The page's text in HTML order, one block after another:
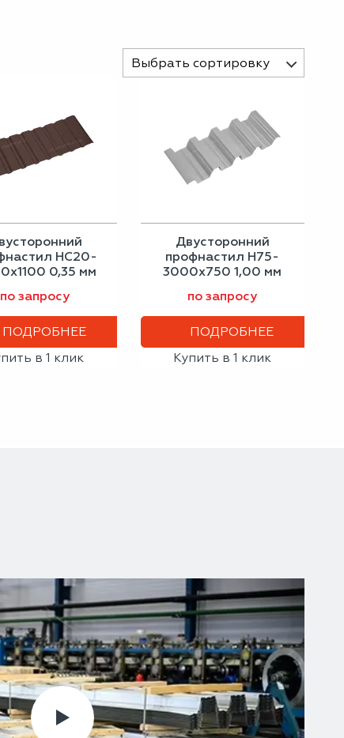
Выбрать сортировку
НС20-
0,35 мм
коричневый
по запросу
ПОДРОБНЕЕ
в 1 клик
Двусторонний
профнастил Н75-
3000х750 1,00 мм
по запросу
ПОДРОБНЕЕ
Купить в 1 клик